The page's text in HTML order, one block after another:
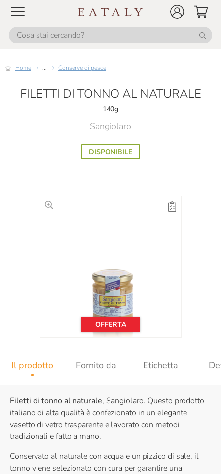
Home ... Conserve di pesce
FILETTI DI TONNO AL NATURALE
140g
Sangiolaro
DISPONIBILE
OFFERTA
Il prodotto Fornito da Etichetta
Filetti di tonno al naturale, Sangiolaro. Questo prodotto
italiano di alta qualità è confezionato in un elegante
vasetto di vetro trasparente e lavorato con metodi
tradizionali e fatto a mano.
Conservato al naturale con acqua e un pizzico di sale, il
tonno viene selezionato con cura per garantire una